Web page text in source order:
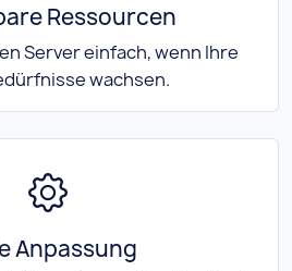
Ressourcen
Server einfach, wenn Ihre
wachsen.
Anpassung